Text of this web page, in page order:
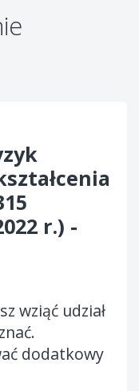
r.) -
wziąć udział
dodatkowy